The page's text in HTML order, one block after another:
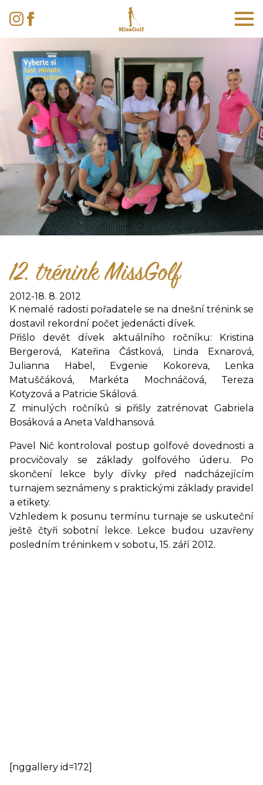
12. trénink MissGolf
2012-18. 8. 2012
K nemalé radosti pořadatele se na dnešní trénink se
dostavil rekordní počet jedenácti dívek.
Přišlo devět dívek aktuálního ročníku: Kristina
Bergerová, Kateřina Částková, Linda Exnarová,
Julianna Habel, Evgenie Kokoreva, Lenka
Matuščáková, Markéta Mochnáčová, Tereza
Kotyzová a Patricie Skálová.
Z minulých ročníků si přišly zatrénovat Gabriela
Bosáková a Aneta Valdhansová.
Pavel Nič kontroloval postup golfové dovednosti a
procvičovaly se základy golfového úderu. Po
skončení lekce byly dívky před nadcházejícím
turnajem seznámeny s praktickými základy pravidel
a etikety.
Vzhledem k posunu termínu turnaje se uskuteční
ještě čtyři sobotní lekce. Lekce budou uzavřeny
posledním tréninkem v sobotu, 15. září 2012.
[nggallery id=172]